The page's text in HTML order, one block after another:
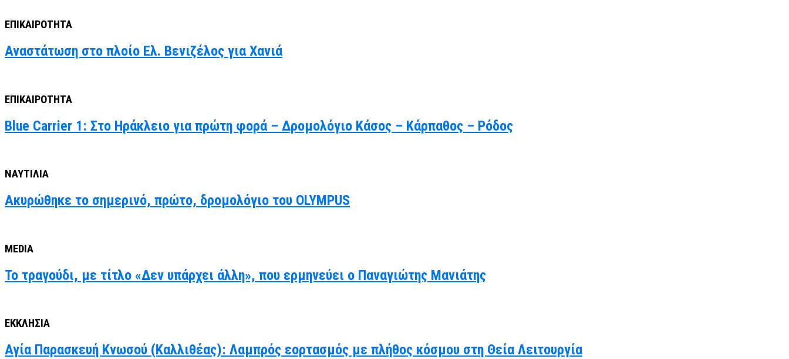
ΕΠΙΚΑΙΡΟΤΗΤΑ
Αναστάτωση στο πλοίο Ελ. Βενιζέλος για Χανιά
ΕΠΙΚΑΙΡΟΤΗΤΑ
Blue Carrier 1: Στο Ηράκλειο για πρώτη φορά – Δρομολόγιο Κάσος – Κάρπαθος – Ρόδος
ΝΑΥΤΙΛΙΑ
Ακυρώθηκε το σημερινό, πρώτο, δρομολόγιο του OLYMPUS
MEDIA
Το τραγούδι, με τίτλο «Δεν υπάρχει άλλη», που ερμηνεύει ο Παναγιώτης Μανιάτης
ΕΚΚΛΗΣΙΑ
Αγία Παρασκευή Κνωσού (Καλλιθέας): Λαμπρός εορτασμός με πλήθος κόσμου στη Θεία Λειτουργία